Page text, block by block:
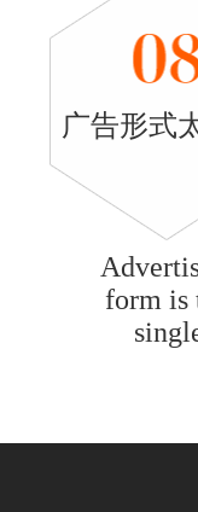
广告形式
form is